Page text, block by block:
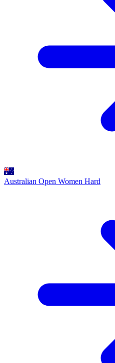
Australian Open Women Hard